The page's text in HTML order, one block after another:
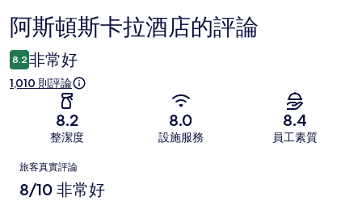
評
論
阿斯頓斯卡拉酒店的評論
8.2 非常好
1,010 則評論
8.2
整潔度
8.0
設施服務
8.4
員工素質
評
論
旅客真實評論
8/10 非常好